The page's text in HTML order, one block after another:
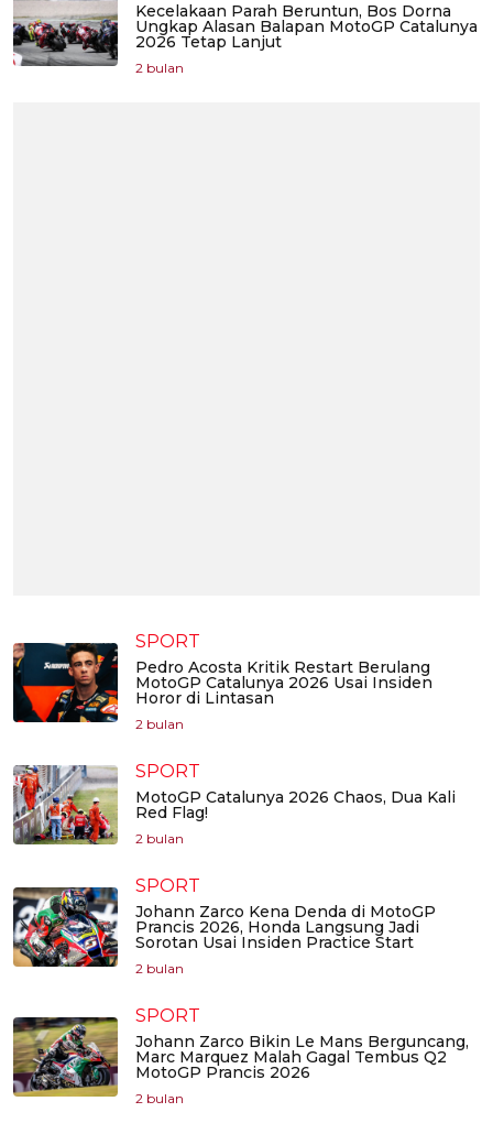
Kecelakaan Parah Beruntun, Bos Dorna
Ungkap Alasan Balapan MotoGP Catalunya
2026 Tetap Lanjut
2 bulan
SPORT
Pedro Acosta Kritik Restart Berulang
MotoGP Catalunya 2026 Usai Insiden
Horor di Lintasan
2 bulan
SPORT
MotoGP Catalunya 2026 Chaos, Dua Kali
Red Flag!
2 bulan
SPORT
Johann Zarco Kena Denda di MotoGP
Prancis 2026, Honda Langsung Jadi
Sorotan Usai Insiden Practice Start
2 bulan
SPORT
Johann Zarco Bikin Le Mans Berguncang,
Marc Marquez Malah Gagal Tembus Q2
MotoGP Prancis 2026
2 bulan